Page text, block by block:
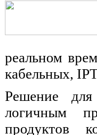
реальном
кабельных,
Решение для
логичным
продуктов